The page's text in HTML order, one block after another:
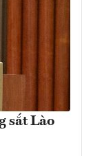
sắt Lào